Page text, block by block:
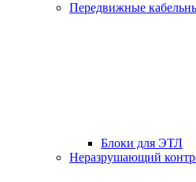
Передвижные
Блоки для ЭТЛ
Неразрушающий